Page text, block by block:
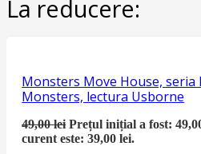
La reducere:
Monsters Move House, seria
Monsters, lectura Usborne
49,00lei Prețul inițial a fost:
curent este: 39,00 lei.